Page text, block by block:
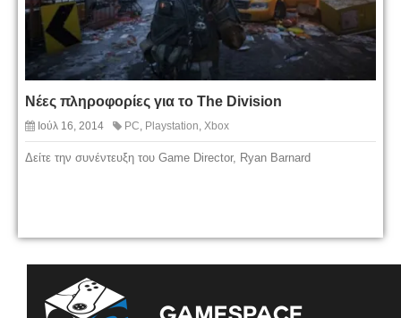
Νέες πληροφορίες για το The Division
Ιούλ 16, 2014 PC Playstation Xbox
Δείτε την συνέντευξη του Game Director, Ryan Barnard